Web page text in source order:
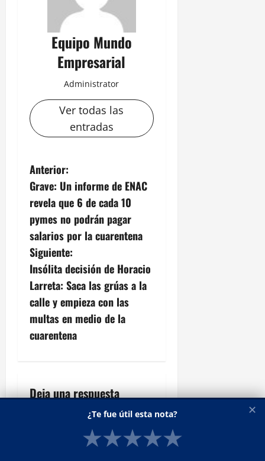
Equipo Mundo
Empresarial
Administrator
Ver todas las
entradas
N
a
v
e
g
a
c
i
n
Anterior:
Grave: Un informe de ENAC
revela que 6 de cada 10
pymes no podrán pagar
salarios por la cuarentena
Siguiente:
Insólita decisión de Horacio
Larreta: Saca las grúas a la
calle y empieza con las
multas en medio de la
cuarentena
Deja una respuesta
Tu dirección de correo
electrónico no será
Los campos
✕
¿Te fue útil esta nota?
★★★★★